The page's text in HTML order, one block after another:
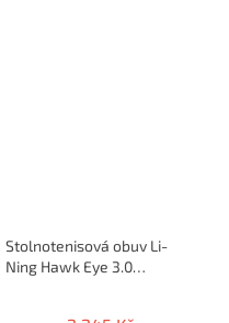
Stolnotenisová obuv Li-
Ning Hawk Eye 3.0